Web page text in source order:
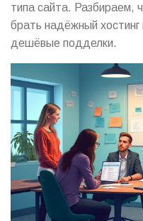
типа сайта. Разбираем,
брать надёжный хостинг
дешёвые подделки.